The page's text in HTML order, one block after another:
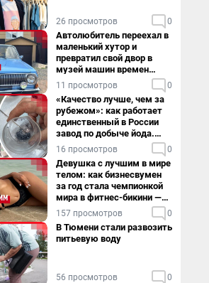
26 просмотров 0
Автолюбитель переехал в
маленький хутор и
превратил свой двор в
музей машин времен
СССР. Видео
11 просмотров 0
«Качество лучше, чем за
рубежом»: как работает
единственный в России
завод по добыче йода.
Видео
16 просмотров 0
Девушка с лучшим в мире
телом: как бизнесвумен
за год стала чемпионкой
мира в фитнес-бикини —
видео
157 просмотров 0
В Тюмени стали развозить
питьевую воду
56 просмотров 0